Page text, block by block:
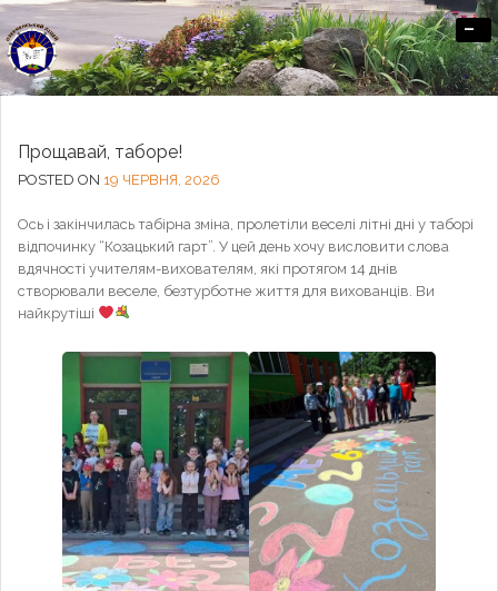
Офіційний сайт Озерненського ліцею
-
Прощавай, таборе!
POSTED ON 19 ЧЕРВНЯ, 2026
Ось і закінчилась табірна зміна, пролетіли веселі літні дні у таборі
відпочинку “Козацький гарт”. У цей день хочу висловити слова
вдячності учителям-вихователям, які протягом 14 днів
створювали веселе, безтурботне життя для вихованців. Ви
найкрутіші